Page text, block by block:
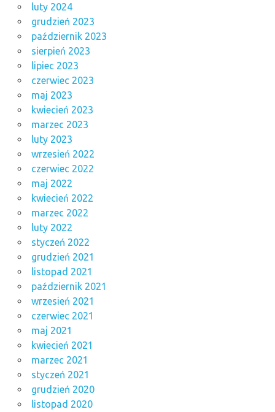
luty 2024
grudzień 2023
październik 2023
sierpień 2023
lipiec 2023
czerwiec 2023
maj 2023
kwiecień 2023
marzec 2023
luty 2023
wrzesień 2022
czerwiec 2022
maj 2022
kwiecień 2022
marzec 2022
luty 2022
styczeń 2022
grudzień 2021
listopad 2021
październik 2021
wrzesień 2021
czerwiec 2021
maj 2021
kwiecień 2021
marzec 2021
styczeń 2021
grudzień 2020
listopad 2020